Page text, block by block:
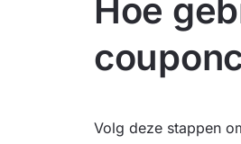
Hoe
Volg deze stappen